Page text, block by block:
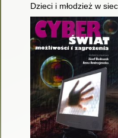
Dzieci i młodzież w